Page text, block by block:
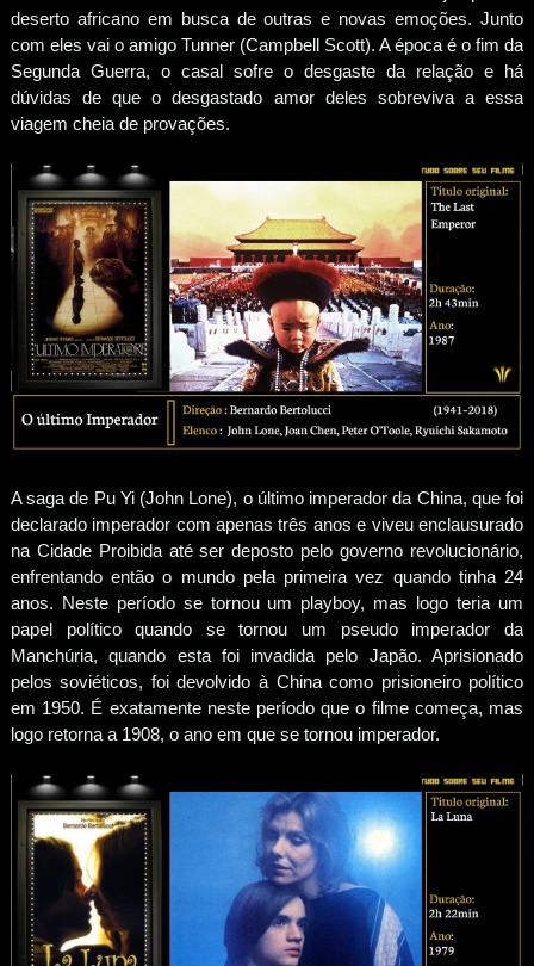
deserto africano em busca de outras e novas emoções. Junto
com eles vai o amigo Tunner (Campbell Scott). A época é o fim da
Segunda Guerra, o casal sofre o desgaste da relação e há
dúvidas de que o desgastado amor deles sobreviva a essa
viagem cheia de provações.
A saga de Pu Yi (John Lone), o último imperador da China, que foi
declarado imperador com apenas três anos e viveu enclausurado
na Cidade Proibida até ser deposto pelo governo revolucionário,
enfrentando então o mundo pela primeira vez quando tinha 24
anos. Neste período se tornou um playboy, mas logo teria um
papel político quando se tornou um pseudo imperador da
Manchúria, quando esta foi invadida pelo Japão. Aprisionado
pelos soviéticos, foi devolvido à China como prisioneiro político
em 1950. É exatamente neste período que o filme começa, mas
logo retorna a 1908, o ano em que se tornou imperador.